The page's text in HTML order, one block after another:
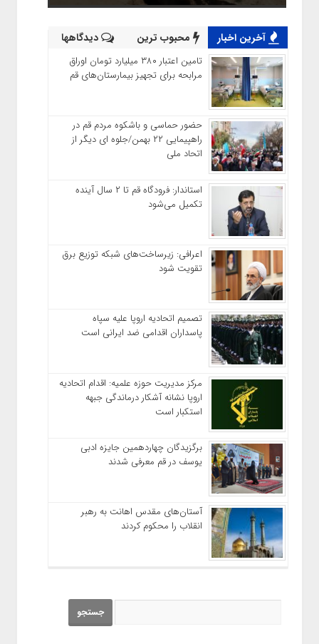
آخرین اخبار محبوب ترین دیدگاهها
تامین اعتبار ۳۸۰ میلیارد تومان اوراق
مرابحه برای تجهیز بیمارستان‌های قم
حضور حماسی و باشکوه مردم قم در
راهپیمایی ۲۲ بهمن/جلوه ای دیگر از
اتحاد ملی
استاندار: فرودگاه قم تا ۲ سال آینده
تکمیل می‌شود
اعرافی: زیرساخت‌های شبکه توزیع برق
تقویت شود
تصمیم اتحادیه اروپا علیه سپاه
پاسداران اقدامی ضد ایرانی است
مرکز مدیریت حوزه علمیه: اقدام اتحادیه
اروپا نشانه آشکار درماندگی جبهه
استکبار است
برگزیدگان چهاردهمین جایزه ادبی
یوسف در قم معرفی شدند
آستان‌های مقدس اهانت به رهبر
انقلاب را محکوم کردند